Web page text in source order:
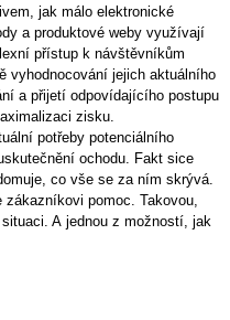
jak málo elektronické
a produktové weby využívají
přístup k návštěvníkům
vyhodnocování jejich aktuálního
a přijetí odpovídajícího postupu
zisku.
potřeby potenciálního
ochodu. Fakt sice
co vše se za ním skrývá.
pomoc. Takovou,
A jednou z možností, jak